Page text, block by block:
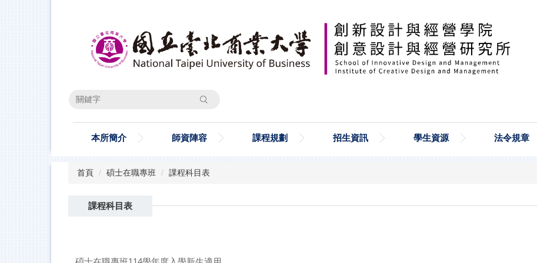
搜尋
本所簡介 師資陣容 課程規劃 招生資訊 學生資源 法令規章
首頁 碩士在職專班 課程科目表
課程科目表